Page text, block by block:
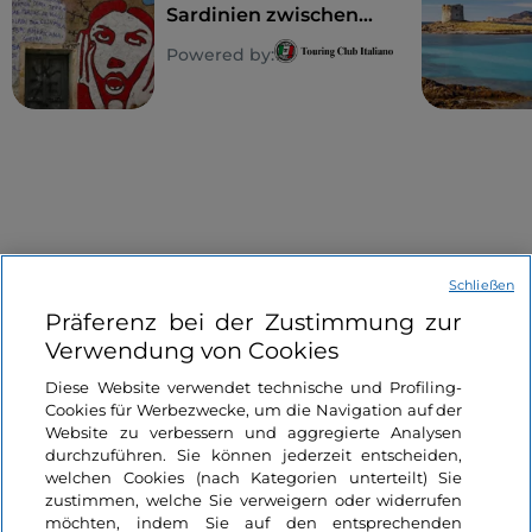
Sardinien zwischen
Wandmalereien und
Museen der
Powered by:
Informationen über die Seite
Nützliche Links
Login
Bleiben wir in Kontakt
Präferenz bei der Zustimmung zur
Verwendung von Cookies
Diese Website verwendet technische und Profiling-
Cookies für Werbezwecke, um die Navigation auf der
Website zu verbessern und aggregierte Analysen
durchzuführen. Sie können jederzeit entscheiden,
welchen Cookies (nach Kategorien unterteilt) Sie
zustimmen, welche Sie verweigern oder widerrufen
möchten, indem Sie auf den entsprechenden
Schließen